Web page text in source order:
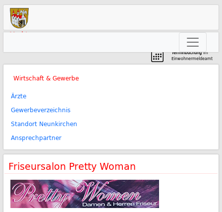
Markt
Terminbuchungim
Einwohnermeldeamt
Wirtschaft & Gewerbe
Ärzte
Gewerbeverzeichnis
Standort Neunkirchen
Ansprechpartner
Friseursalon Pretty Woman